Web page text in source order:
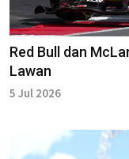
Red Bull dan
Lawan
5 Jul 2026